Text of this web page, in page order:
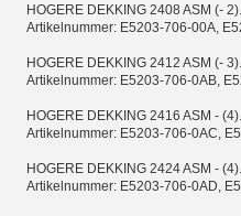
HOGERE DEKKING 2408 ASM (-
Artikelnummer: E5203-706-00A,
HOGERE DEKKING 2412 ASM (-
Artikelnummer: E5203-706-0AB,
HOGERE DEKKING 2416 ASM -
Artikelnummer: E5203-706-0AC,
HOGERE DEKKING 2424 ASM -
Artikelnummer: E5203-706-0AD,